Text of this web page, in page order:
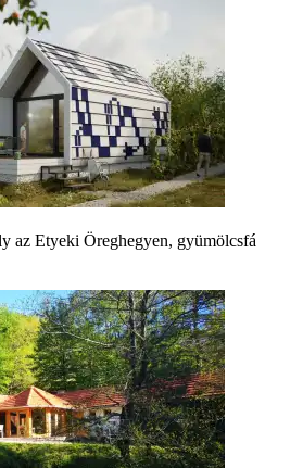
az Etyeki Öreghegyen, gyümölcsfá